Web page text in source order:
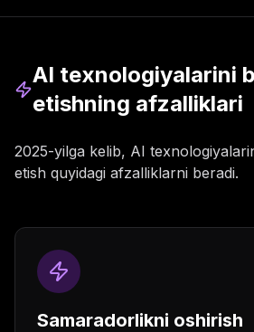
AI texnologiyalarini
etishning afzalliklari
2025-yilga kelib, AI
etish quyidagi afzalliklarni beradi.
Samaradorlikni oshirish